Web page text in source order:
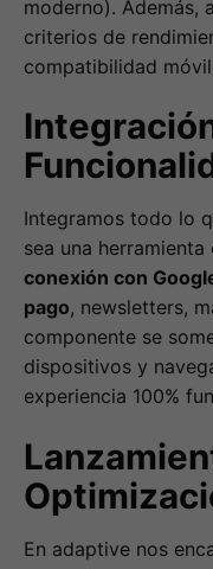
moderno). Además,
criterios de
compatibilidad
Integramos todo lo
sea una herramienta
conexión con
pago, newsletters,
componente se
dispositivos y
experiencia 100%
En adaptive nos